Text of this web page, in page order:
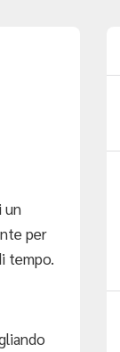
un
per
tempo.